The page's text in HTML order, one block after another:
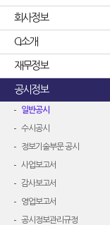
회사정보
CI소개
재무정보
공시정보
일반공시
수시공시
정보기술부문 공시
사업보고서
감사보고서
영업보고서
공시정보관리규정